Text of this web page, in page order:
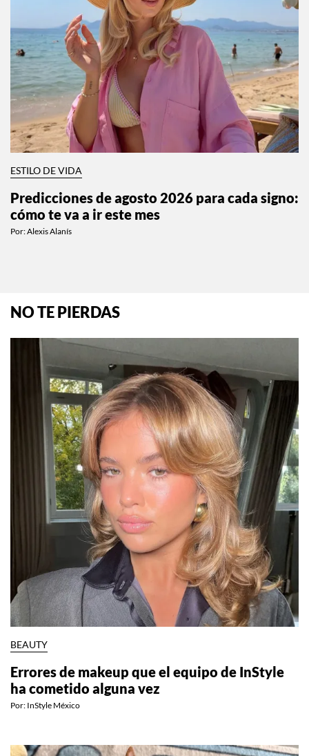
ESTILO DE VIDA
Predicciones de agosto 2026 para cada signo:
cómo te va a ir este mes
Por:Alexis Alanís
NO TE PIERDAS
BEAUTY
Errores de makeup que el equipo de InStyle
ha cometido alguna vez
Por: InStyle México